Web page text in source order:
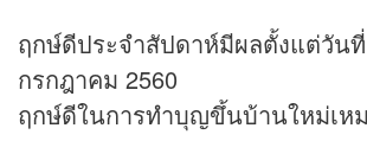
ฤกษ์ดีประจำสัปดาห์มีผลตั้งแต่วันที่
กรกฎาคม 2560
ฤกษ์ดีในการทำบุญขึ้นบ้านใหม่เห